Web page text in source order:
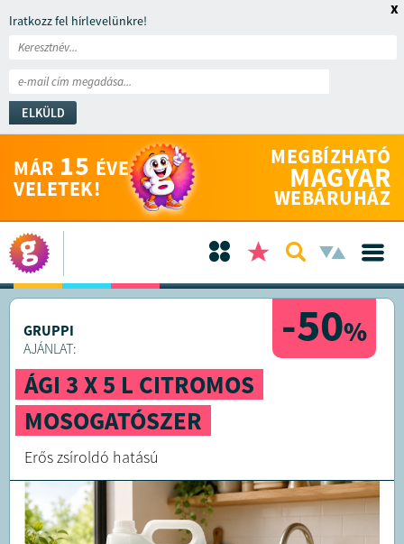
Iratkozz fel hírlevelünkre!
ELKÜLD
x
MÁR 15 ÉVE
VELETEK!
MEGBÍZHATÓ
MAGYAR
WEBÁRUHÁZ
-50%
GRUPPI
AJÁNLAT:
ÁGI 3 X 5 L CITROMOS
MOSOGATÓSZER
Erős zsíroldó hatású